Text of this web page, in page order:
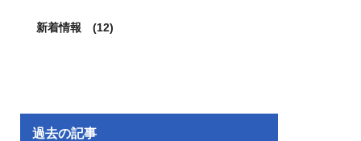
新着情報 (12)
過去の記事